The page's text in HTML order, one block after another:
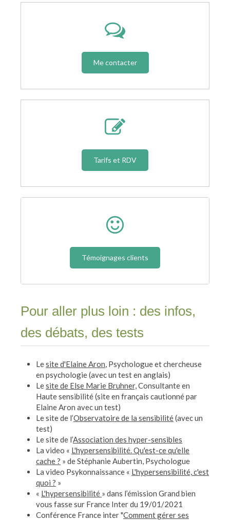
Me contacter
Tarifs et RDV
Témoignages clients
Pour aller plus loin : des infos,
des débats, des tests
Lesite d'Elaine Aron, Psychologue et chercheuse
en psychologie (avec un test en anglais)
Lesite de Else Marie Bruhner,Consultante en
Haute sensibilité (site en français cautionné par
Elaine Aron avec un test)
Le site de l’Observatoire de la sensibilité(avec un
test)
Le site de l’Association des hyper-sensibles
La video « L'hypersensibilité. Qu'est-ce qu'elle
cache ? » de Stéphanie Aubertin, Psychologue
La video Psykonnaissance « L'hypersensibilité, c'est
quoi ? »
« L'hypersensibilité » dans l’émission Grand bien
vous fasse sur France Inter du 19/01/2021
Conférence France inter "Comment gérer ses